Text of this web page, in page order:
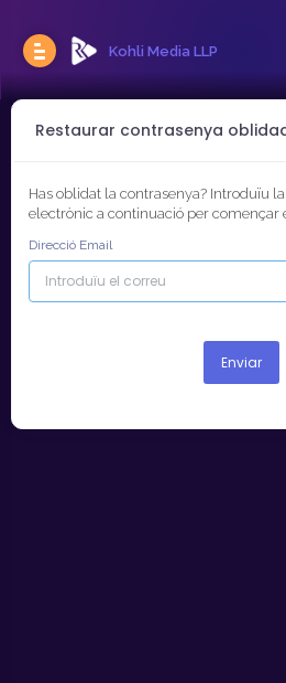
Kohli Media LLP
Restaurar contrasenya
Has oblidat la contrasenya? Introduïu
electrònic a continuació per començar
Direcció Email
Enviar